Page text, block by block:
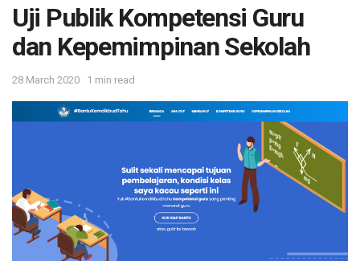
Uji Publik Kompetensi Guru
dan Kepemimpinan Sekolah
28 March 2020 1 min read